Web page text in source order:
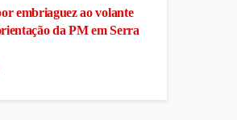
embriaguez ao volante
da PM em Serra